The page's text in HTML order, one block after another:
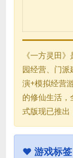
《一方灵田
园经营、门
演+模拟经营
的修仙生活
式版现已推出
♥ 游戏标